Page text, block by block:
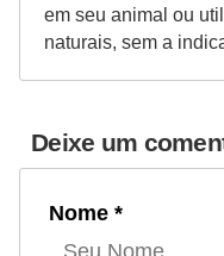
em seu animal ou
naturais, sem a
Deixe um
Nome *
e
t
i
n